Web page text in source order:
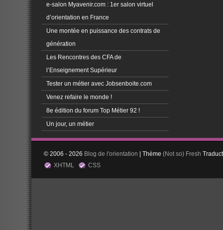
e-salon Myavenir.com : 1er salon virtuel
d’orientation en France
Une montée en puissance des contrats de
génération
Les Rencontres des CFA de
l’Enseignement Supérieur
Tester un métier avec Jobsenboite.com
Venez refaire le monde !
8e édition du forum Top Métier 92 !
Un jour, un métier
© 2006 - 2026 Blog de l'orientation | Thème (Not so) Fresh
XHTML
CSS